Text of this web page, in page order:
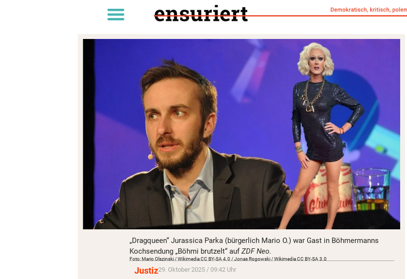
„Dragqueen“ Jurassica Parka (bürgerlich Mario O.) war Gast in Böhmermanns
Kochsendung „Böhmi brutzelt“ aufZDF Neo.
Foto: Mario Olszinski / Wikimedia CC BY-SA 4.0 / Jonas Rogowski / Wikimedia CC BY-SA 3.0
Justiz29. Oktober 2025 / 09:42 Uhr